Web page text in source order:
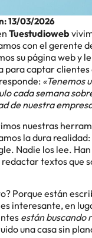
13/03/2026
Tuestudioweb
con el gerente
su página web y
para captar
«Tenemos
cada semana
de nuestra
nuestras
la dura realidad:
Nadie los lee.
textos que
Porque están
interesante, en
están buscando
una casa sin